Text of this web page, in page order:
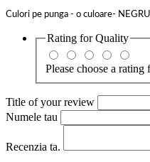
Culori pe punga - o culoare- NEGRU
Rating forQuality
Please choose a
Title of your review
Numele tau
Recenzia ta.